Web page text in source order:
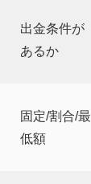
出金条件が
あるか
固定/割合/最
低額